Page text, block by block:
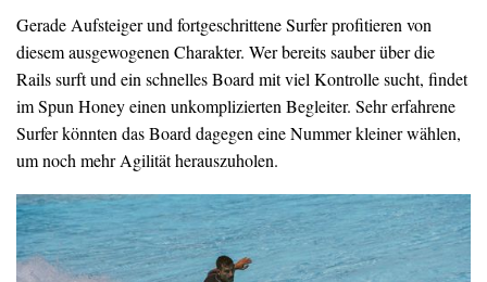
Gerade Aufsteiger und fortgeschrittene Surfer profitieren von
diesem ausgewogenen Charakter. Wer bereits sauber über die
Rails surft und ein schnelles Board mit viel Kontrolle sucht, findet
im Spun Honey einen unkomplizierten Begleiter. Sehr erfahrene
Surfer könnten das Board dagegen eine Nummer kleiner wählen,
um noch mehr Agilität herauszuholen.